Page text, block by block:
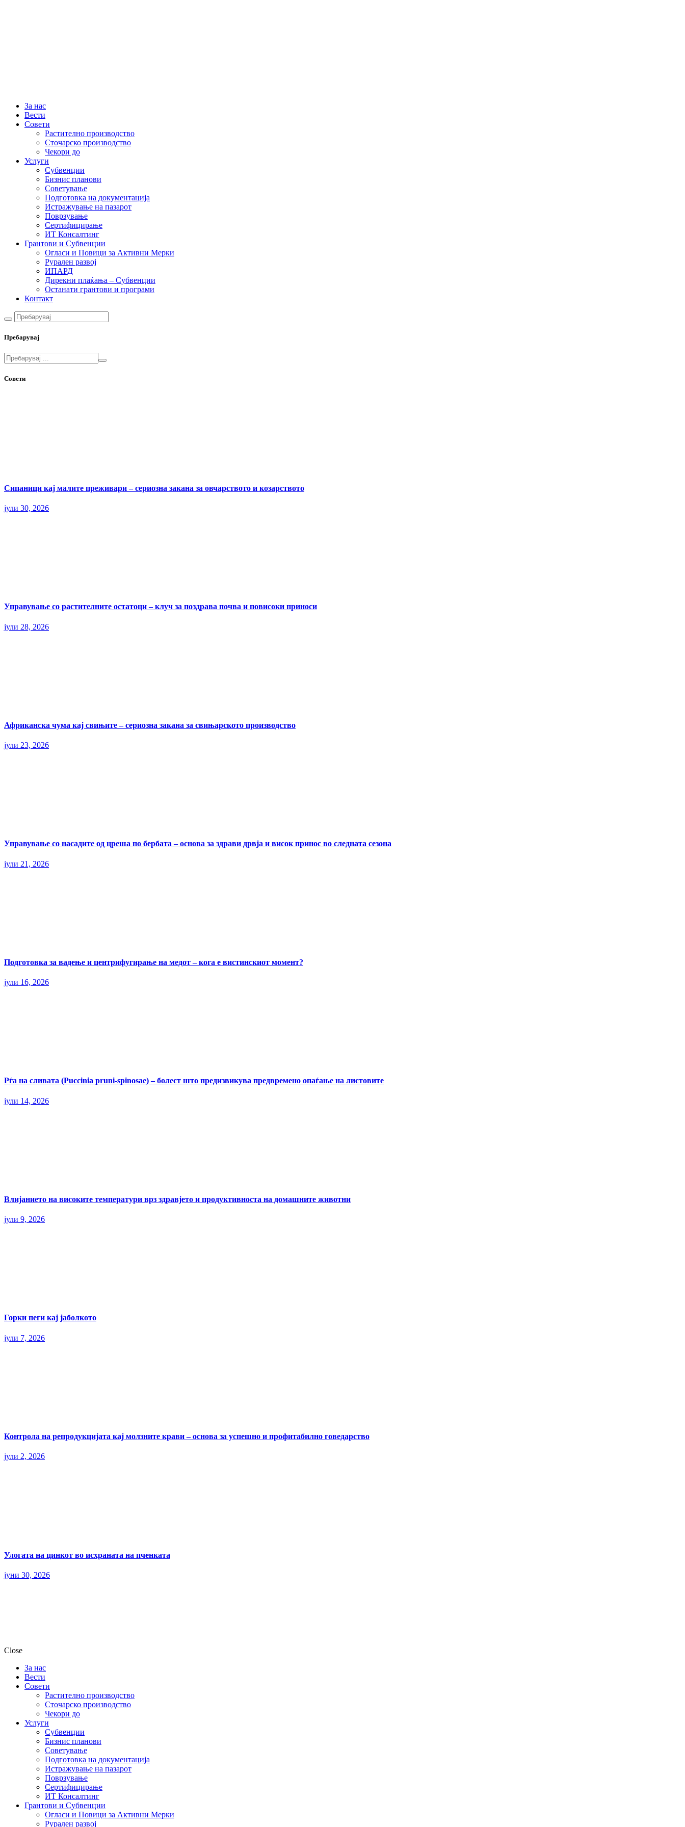
За нас
Вести
Совети
Растително производство
Сточарско производство
Чекори до
Услуги
Субвенции
Бизнис планови
Советување
Подготовка на документација
Истражување на пазарот
Поврзување
Сертифицирање
ИТ Консалтинг
Грантови и Субвенции
Огласи и Повици за Активни Мерки
Рурален развој
ИПАРД
Дирекни плаќања – Субвенции
Останати грантови и програми
Контакт
Пребарувај
Совети
Сипаници кај малите преживари – сериозна закана за овчарството и козарството
јули 30, 2026
Управување со растителните остатоци – клуч за поздрава почва и повисоки приноси
јули 28, 2026
Африканска чума кај свињите – сериозна закана за свињарското производство
јули 23, 2026
Управување со насадите од цреша по бербата – основа за здрави дрвја и висок принос во следната сезона
јули 21, 2026
Подготовка за вадење и центрифугирање на медот – кога е вистинскиот момент?
јули 16, 2026
Рѓа на сливата (Puccinia pruni-spinosae) – болест што предизвикува предвремено опаѓање на листовите
јули 14, 2026
Влијанието на високите температури врз здравјето и продуктивноста на домашните животни
јули 9, 2026
Горки пеги кај јаболкото
јули 7, 2026
Контрола на репродукцијата кај молзните крави – основа за успешно и профитабилно говедарство
јули 2, 2026
Улогата на цинкот во исхраната на пченката
јуни 30, 2026
Close
За нас
Вести
Совети
Растително производство
Сточарско производство
Чекори до
Услуги
Субвенции
Бизнис планови
Советување
Подготовка на документација
Истражување на пазарот
Поврзување
Сертифицирање
ИТ Консалтинг
Грантови и Субвенции
Огласи и Повици за Активни Мерки
Рурален развој